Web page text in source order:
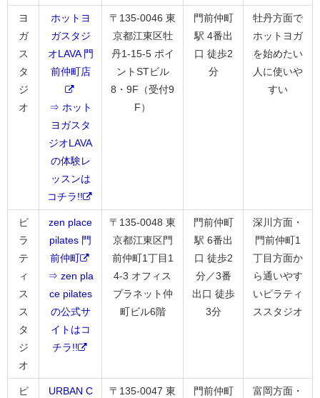
ヨ
ガ
ス
タ
ジ
オ
ホットヨ
ガスタジ
オLAVA 門
前仲町店
⇒ ホット
ヨガスタ
ジオLAVA
の体験レ
ッスンは
コチラ!!
〒135-0046 東
京都江東区牡
丹1-15-5 ポイ
ントSTビル
8・9F（受付9
F）
門前仲町
駅 4番出
口 徒歩2
分
牡丹方面で
ホットヨガ
を始めたい
人に使いや
すい
ピ
ラ
テ
ィ
ス
ス
タ
ジ
オ
zen place
pilates 門
前仲町
⇒ zen pla
ce pilates
の公式サ
イトはコ
チラ!!
〒135-0048 東
京都江東区門
前仲町1丁目1
4-3 オフィス
プラネット仲
町ビル6階
門前仲町
駅 6番出
口 徒歩2
分／3番
出口 徒歩
3分
深川方面・
門前仲町1
丁目方面か
ら通いやす
いピラティ
ススタジオ
ピ
URBAN C
〒135-0047 東
門前仲町
富岡方面・